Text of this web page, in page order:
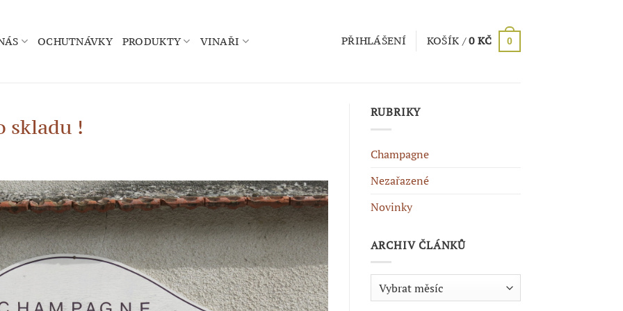
OCHUTNÁVKY PRODUKTY VINAŘI PŘIHLÁŠENÍ KOŠÍK /0 KČ 0
skladu !
RUBRIKY
Champagne
Nezařazené
Novinky
ARCHIV ČLÁNKŮ
Archiv
článků